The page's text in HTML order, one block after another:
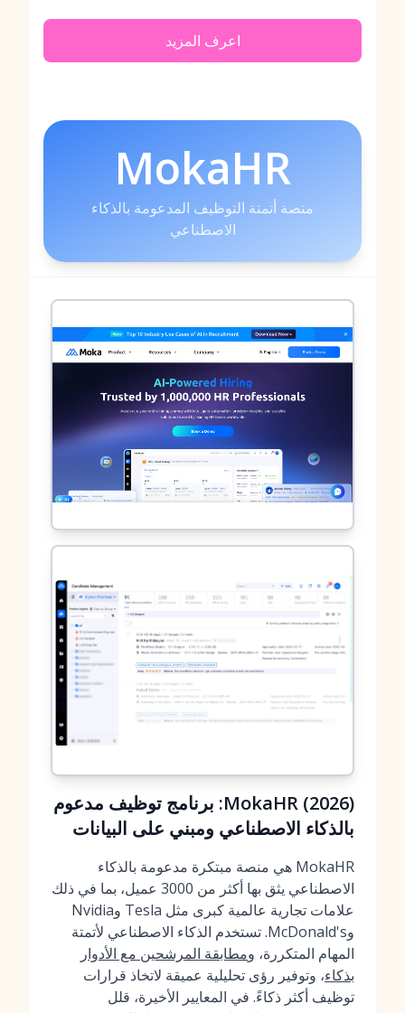
اعرف المزيد
MokaHR
منصة أتمتة التوظيف المدعومة بالذكاء
الاصطناعي
MokaHR (2026): برنامج توظيف مدعوم
بالذكاء الاصطناعي ومبني على البيانات
MokaHR هي منصة مبتكرة مدعومة بالذكاء
الاصطناعي يثق بها أكثر من 3000 عميل، بما في ذلك
علامات تجارية عالمية كبرى مثل Tesla وNvidia
وMcDonald's. تستخدم الذكاء الاصطناعي لأتمتة
المهام المتكررة، ومطابقة المرشحين مع الأدوار
بذكاء، وتوفير رؤى تحليلية عميقة لاتخاذ قرارات
توظيف أكثر ذكاءً. في المعايير الأخيرة، قلل